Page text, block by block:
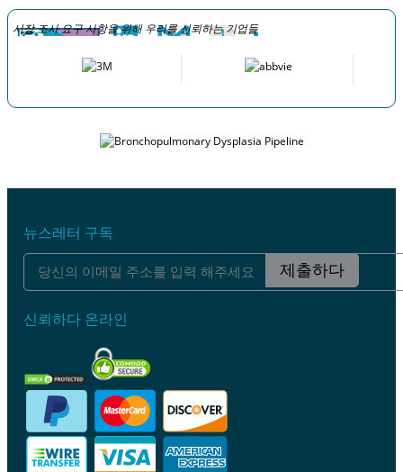
시장 조사 요구 사항을 위해 우리를 신뢰하는 기업들
뉴스레터 구독
제출하다
신뢰하다 온라인